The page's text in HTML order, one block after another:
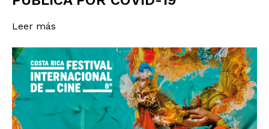
Leer más